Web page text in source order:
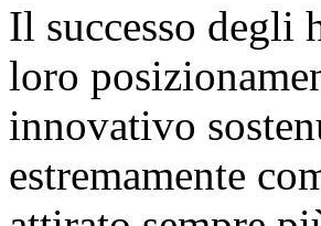
Il successo degli
loro
innovativo
estremamente